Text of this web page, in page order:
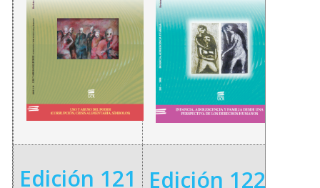
Edición 121 Edición 122